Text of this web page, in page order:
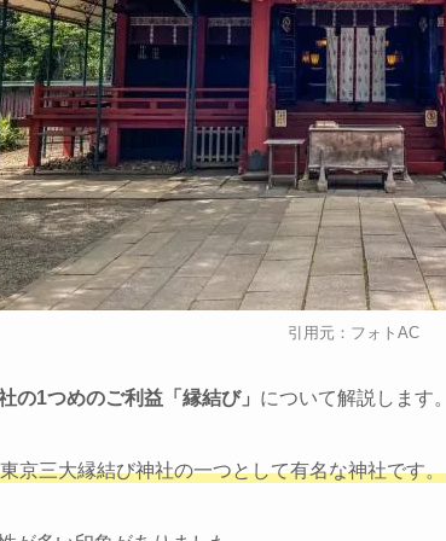
引用元：フォトAC
の1つめのご利益「縁結び」 について解説します。
京三大縁結び神社の一つとして有名な神社です。